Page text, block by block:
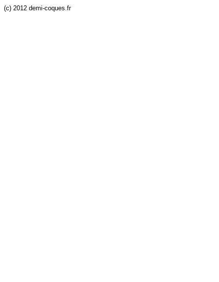
(c) 2012 demi-coques.fr